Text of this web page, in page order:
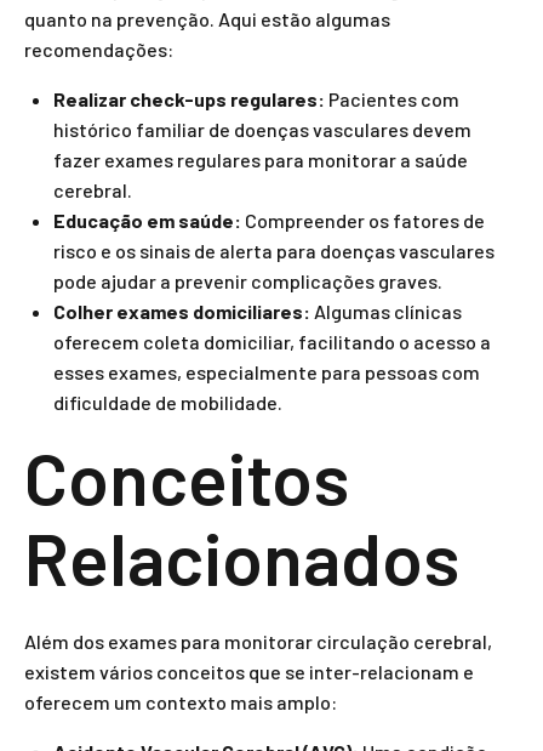
quanto na prevenção. Aqui estão algumas
recomendações:
Realizar check-ups regulares: Pacientes com
histórico familiar de doenças vasculares devem
fazer exames regulares para monitorar a saúde
cerebral.
Educação em saúde: Compreender os fatores de
risco e os sinais de alerta para doenças vasculares
pode ajudar a prevenir complicações graves.
Colher exames domiciliares: Algumas clínicas
oferecem coleta domiciliar, facilitando o acesso a
esses exames, especialmente para pessoas com
dificuldade de mobilidade.
Conceitos
Relacionados
Além dos exames para monitorar circulação cerebral,
existem vários conceitos que se inter-relacionam e
oferecem um contexto mais amplo: